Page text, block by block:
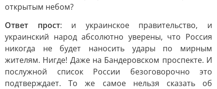
открытым небом?
Ответ прост: и украинское правительство, и
украинский народ абсолютно уверены, что Россия
никогда не будет наносить удары по мирным
жителям. Нигде! Даже на Бандеровском проспекте. И
послужной список России безоговорочно это
подтверждает. То же самое нельзя сказать об